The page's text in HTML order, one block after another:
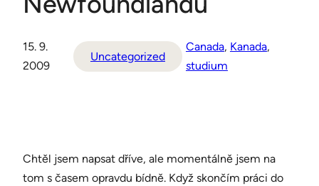
15. 9.
2009
Uncategorized
Canada, Kanada,
studium
Chtěl jsem napsat dříve, ale momentálně jsem na
tom s časem opravdu bídně. Když skončím práci do